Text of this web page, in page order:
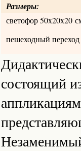
Размеры:
светофор 50x20x20
пешеходный
состоящий